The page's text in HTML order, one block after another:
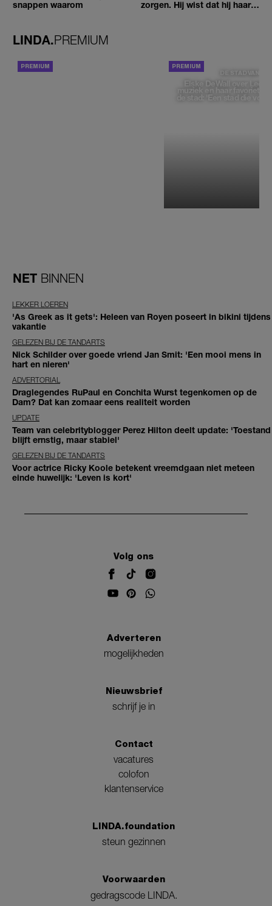
snappen waarom
zorgen. Hij wist dat hij haar
LINDA.PREMIUM
DE STAD VAN
Elske DeWall over
muziek en haar favoriete
de stad: 'Een stad die
NET BINNEN
LEKKER LOEREN
'As Greek as it gets': Heleen van Royen poseert in bikini tijdens
vakantie
GELEZEN BIJ DE TANDARTS
Nick Schilder over goede vriend Jan Smit: 'Een mooi mens in
hart en nieren'
ADVERTORIAL
Draglegendes RuPaul en Conchita Wurst tegenkomen op de
Dam? Dat kan zomaar eens realiteit worden
UPDATE
Team van celebrityblogger Perez Hilton deelt update: 'Toestand
blijft ernstig, maar stabiel'
GELEZEN BIJ DE TANDARTS
Voor actrice Ricky Koole betekent vreemdgaan niet meteen
einde huwelijk: 'Leven is kort'
Volg ons
Adverteren
mogelijkheden
Nieuwsbrief
schrijf je in
Contact
vacatures
colofon
klantenservice
LINDA.foundation
steun gezinnen
Voorwaarden
gedragscode LINDA.